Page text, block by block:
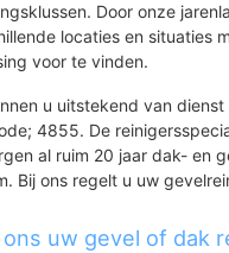
Door onze
locaties en situaties
voor te vinden.
u uitstekend van
4855. De
al ruim 20 jaar dak- en
Bij ons regelt u uw
ons uw gevel of dak